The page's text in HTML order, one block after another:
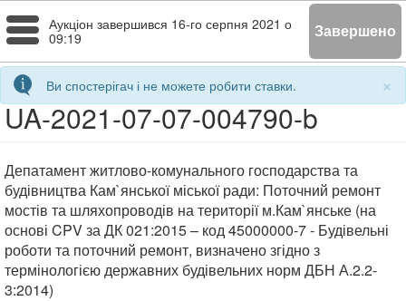
Toggle
navigation
Аукціон завершився 16-го серпня 2021 о
09:19
Завершено
×
Ви спостерігач і не можете робити ставки.
UA-2021-07-07-004790-b
Депатамент житлово-комунального господарства та
будівництва Кам`янської міської ради: Поточний ремонт
мостів та шляхопроводів на території м.Кам`янське (на
основі CPV за ДК 021:2015 – код 45000000-7 - Будівельні
роботи та поточний ремонт, визначено згідно з
термінологією державних будівельних норм ДБН А.2.2-
3:2014)